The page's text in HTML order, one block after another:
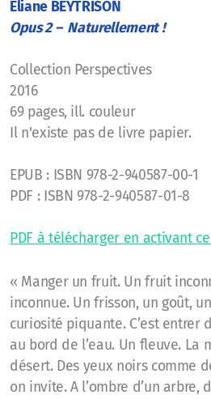
Eliane BEYTRISON
Opus 2 – Naturellement !
Collection Perspectives
2016
69 pages, ill. couleur
Il n'existe pas de livre papier.
EPUB : ISBN 978-2-940587-00-1
PDF : ISBN 978-2-940587-01-8
PDF à télécharger en activant
« Manger un fruit. Un fruit
inconnue. Un frisson, un goût,
curiosité piquante. C’est entrer
au bord de l’eau. Un fleuve. La
désert. Des yeux noirs comme
on invite. A l’ombre d’un arbre,